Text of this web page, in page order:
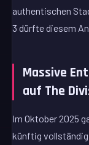
authentischen
3 dürfte diesem
Massive
auf The
Im Oktober 2025
künftig